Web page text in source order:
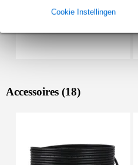
Cookie Instellingen
Accessoires (18)